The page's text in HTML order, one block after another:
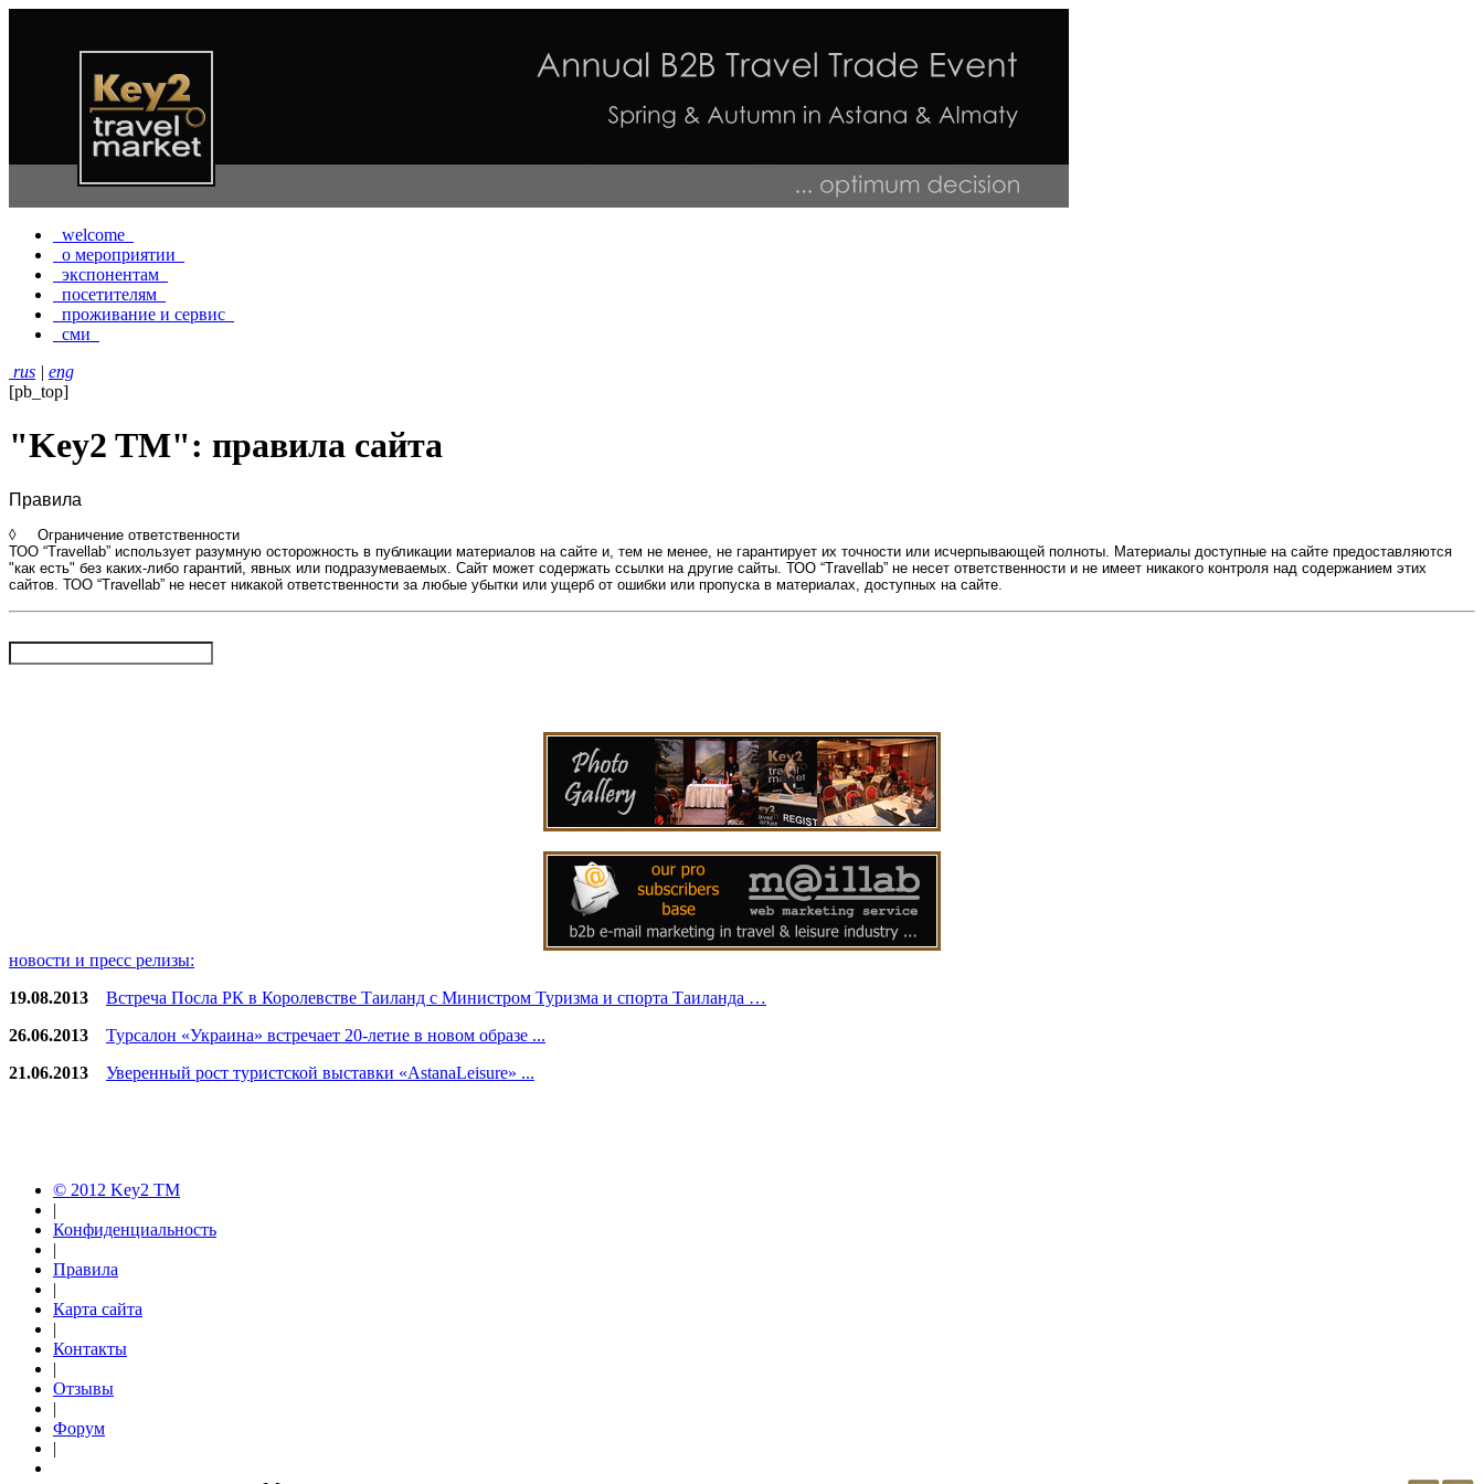
welcome
о мероприятии
экспонентам
посетителям
проживание и сервис
сми
rus | eng
[pb_top]
"Key2 TM": правила сайта
Правила
◊ Ограничение ответственности
ТОО “Travellab” использует разумную осторожность в публикации материалов на сайте и, тем не менее, не гарантирует их точности или исчерпывающей полноты. Материалы доступные на сайте предоставляются
"как есть" без каких-либо гарантий, явных или подразумеваемых. Сайт может содержать ссылки на другие сайты. ТОО “Travellab” не несет ответственности и не имеет никакого контроля над содержанием этих
сайтов. ТОО “Travellab” не несет никакой ответственности за любые убытки или ущерб от ошибки или пропуска в материалах, доступных на сайте.
новости и пресс релизы:
19.08.2013
Встреча Посла РК в Королевстве Таиланд с Министром Туризма и спорта Таиланда …
26.06.2013
Турсалон «Украина» встречает 20-летие в новом образе ...
21.06.2013
Уверенный рост туристской выставки «AstanaLeisure» ...
© 2012 Key2 TM
|
Конфиденциальность
|
Правила
|
Карта сайта
|
Контакты
|
Отзывы
|
Форум
|